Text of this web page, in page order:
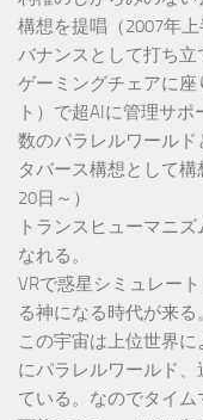
構想を提唱（2007年
バナンスとして打ち
ゲーミングチェアに
ト）で超AIに管理サ
数のパラレルワールド
タバース構想として
20日～）
トランスヒューマニ
なれる。
VRで惑星シミュレー
る神になる時代が来る
この宇宙は上位世界
にパラレルワールド
ている。なのでタイ